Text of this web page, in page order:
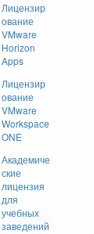
Лицензир
ование
VMware
Horizon
Apps
Лицензир
ование
VMware
Workspace
ONE
Академиче
ские
лицензия
для
учебных
заведений